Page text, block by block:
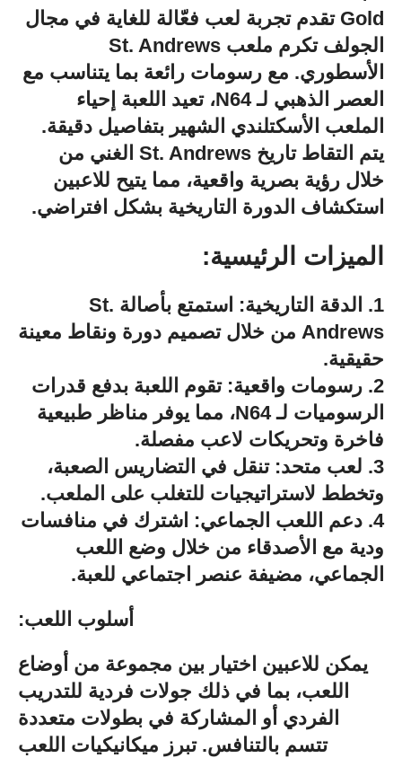
Gold تقدم تجربة لعب فعّالة للغاية في مجال
الجولف تكرم ملعب St. Andrews
الأسطوري. مع رسومات رائعة بما يتناسب مع
العصر الذهبي لـ N64، تعيد اللعبة إحياء
الملعب الأسكتلندي الشهير بتفاصيل دقيقة.
يتم التقاط تاريخ St. Andrews الغني من
خلال رؤية بصرية واقعية، مما يتيح للاعبين
استكشاف الدورة التاريخية بشكل افتراضي.
الميزات الرئيسية:
1. الدقة التاريخية: استمتع بأصالة St.
Andrews من خلال تصميم دورة ونقاط معينة
حقيقية.
2. رسومات واقعية: تقوم اللعبة بدفع قدرات
الرسوميات لـ N64، مما يوفر مناظر طبيعية
فاخرة وتحريكات لاعب مفصلة.
3. لعب متحد: تنقل في التضاريس الصعبة،
وتخطط لاستراتيجيات للتغلب على الملعب.
4. دعم اللعب الجماعي: اشترك في منافسات
ودية مع الأصدقاء من خلال وضع اللعب
الجماعي، مضيفة عنصر اجتماعي للعبة.
أسلوب اللعب:
يمكن للاعبين اختيار بين مجموعة من أوضاع
اللعب، بما في ذلك جولات فردية للتدريب
الفردي أو المشاركة في بطولات متعددة
تتسم بالتنافس. تبرز ميكانيكيات اللعب